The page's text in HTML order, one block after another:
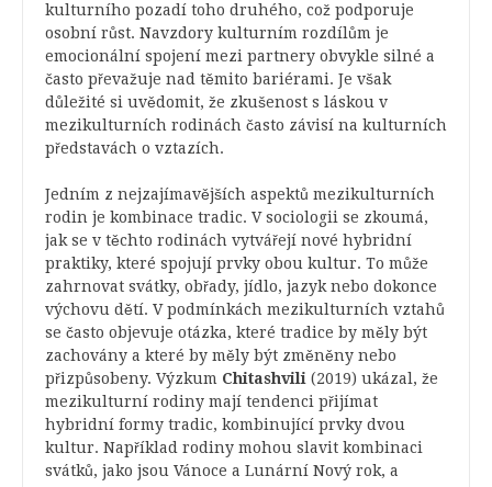
kulturního pozadí toho druhého, což podporuje
osobní růst. Navzdory kulturním rozdílům je
emocionální spojení mezi partnery obvykle silné a
často převažuje nad těmito bariérami. Je však
důležité si uvědomit, že zkušenost s láskou v
mezikulturních rodinách často závisí na kulturních
představách o vztazích.
Jedním z nejzajímavějších aspektů mezikulturních
rodin je kombinace tradic. V sociologii se zkoumá,
jak se v těchto rodinách vytvářejí nové hybridní
praktiky, které spojují prvky obou kultur. To může
zahrnovat svátky, obřady, jídlo, jazyk nebo dokonce
výchovu dětí. V podmínkách mezikulturních vztahů
se často objevuje otázka, které tradice by měly být
zachovány a které by měly být změněny nebo
přizpůsobeny. Výzkum Chitashvili (2019) ukázal, že
mezikulturní rodiny mají tendenci přijímat
hybridní formy tradic, kombinující prvky dvou
kultur. Například rodiny mohou slavit kombinaci
svátků, jako jsou Vánoce a Lunární Nový rok, a